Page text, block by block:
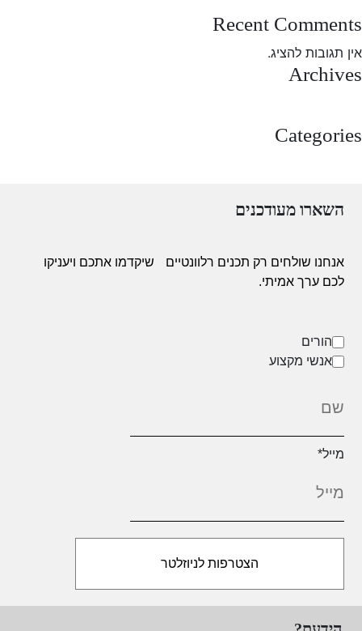
Recent Comments
אין תגובות להציג.
Archives
Categories
השארו מעודכנים
אנחנו שולחים רק תכנים רלוונטיים שיקדמו אתכם ויעניקו
לכם ערך אמיתי.
הורים
אנשי מקצוע
מייל*